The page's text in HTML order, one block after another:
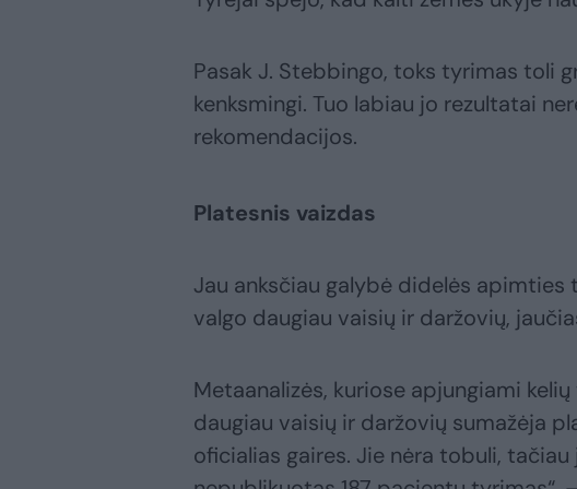
Pasak J. Stebbingo, toks tyrimas toli
kenksmingi. Tuo labiau jo rezultatai
rekomendacijos.
Platesnis vaizdas
Jau anksčiau galybė didelės
valgo daugiau vaisių ir daržovių,
Metaanalizės, kuriose apjungiami
daugiau vaisių ir daržovių sumažėja
oficialias gaires. Jie nėra tobuli,